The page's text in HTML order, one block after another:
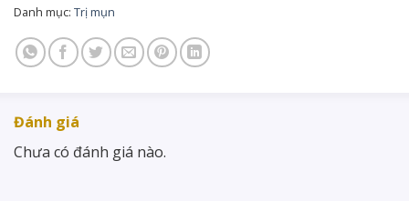
Danh mục: Trị mụn
Đánh giá
Chưa có đánh giá nào.